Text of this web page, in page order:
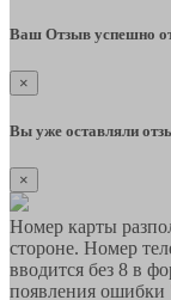
Ваш Отзыв успешно
×
Вы уже оставляли
×
Номер карты
стороне. Номер
вводится без 8 в
появления ошибки